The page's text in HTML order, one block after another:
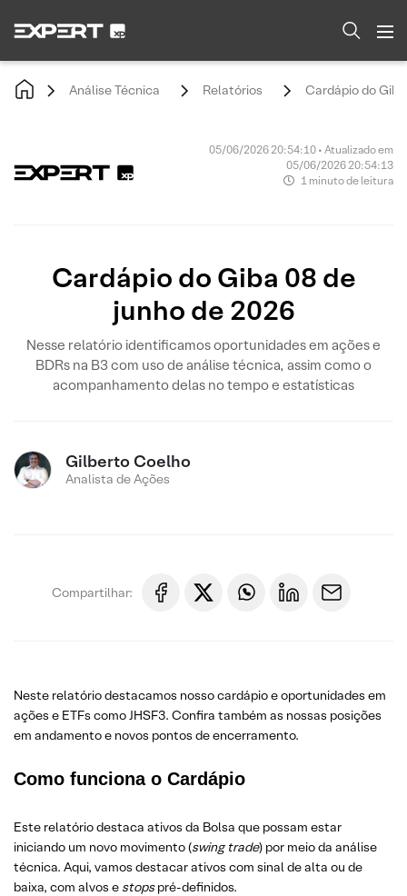
Análise Técnica Relatórios Cardápio do
05/06/2026 20:54:10 • Atualizado em
05/06/2026 20:54:13
1 minuto de leitura
Cardápio do Giba 08 de
junho de 2026
Nesse relatório identificamos oportunidades em ações e
BDRs na B3 com uso de análise técnica, assim como o
acompanhamento delas no tempo e estatísticas
Gilberto Coelho
Analista de Ações
Compartilhar:
Neste relatório destacamos nosso cardápio e oportunidades em
ações e ETFs como JHSF3. Confira também as nossas posições
em andamento e novos pontos de encerramento.
Como funciona o Cardápio
Este relatório destaca ativos da Bolsa que possam estar
iniciando um novo movimento (swing trade) por meio da análise
técnica. Aqui, vamos destacar ativos com sinal de alta ou de
baixa, com alvos e stopspré-definidos.